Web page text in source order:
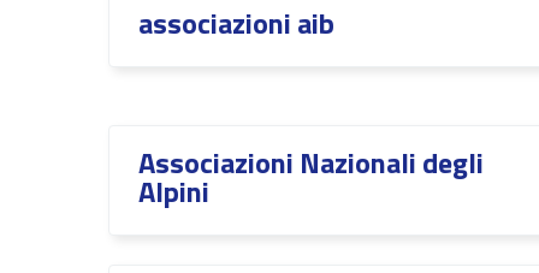
associazioni aib
Associazioni Nazionali degli
Alpini